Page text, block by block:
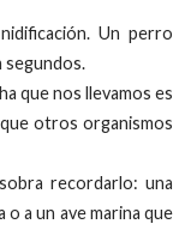
Un perro
segundos.
que nos llevamos es
otros organismos
recordarlo: una
a un ave marina que